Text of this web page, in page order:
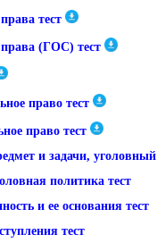
тест
права (ГОС) тест
право тест
право тест
и задачи, уголовный
политика тест
и ее основания тест
тест